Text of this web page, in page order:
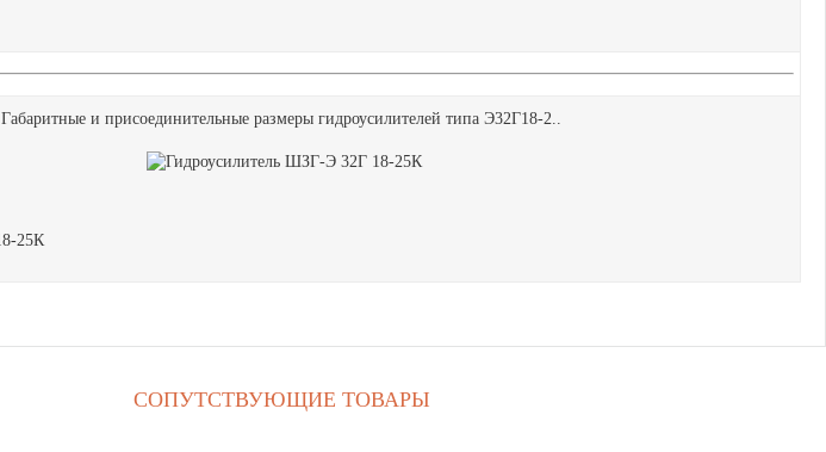
Габаритные и присоединительные размеры гидроусилителей типа Э32Г18-2..
СОПУТСТВУЮЩИЕ ТОВАРЫ